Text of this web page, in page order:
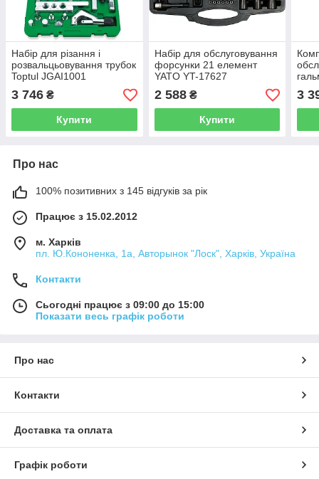
Набір для різання і
розвальцьовування трубок
Toptul JGAI1001
3 746 ₴
Купити
Набір для обслуговування
форсунки 21 елемент
YATO YT-17627
2 588₴
Купити
3
Про нас
100% позитивних з 145 відгуків за рік
Працює з 15.02.2012
м. Харків
пл. Ю.Кононенка, 1а, Авторынок "Лоск", Харків, Україна
Контакти
Сьогодні працює з 09:00 до 15:00
Показати весь графік роботи
Про нас
Контакти
Доставка та оплата
Графік роботи